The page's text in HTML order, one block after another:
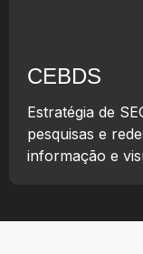
CEBDS
Estratégia de
pesquisas e
informação e